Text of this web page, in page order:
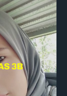
3B